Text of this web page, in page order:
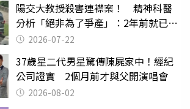
陽交大教授殺害連襟案！ 精神科醫
分析「絕非為了爭產」：2年前就已言
行詭異
2026-07-22
37歲星二代男星驚傳陳屍家中！經紀
公司證實 2個月前才與父開演唱會
2026-08-02